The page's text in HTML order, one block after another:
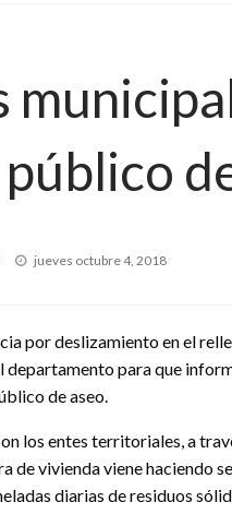
Publicado
jueves octubre 4, 2018
por deslizamiento en el
departamento para que
de aseo.
los entes territoriales, a
de vivienda viene haciendo
diarias de residuos